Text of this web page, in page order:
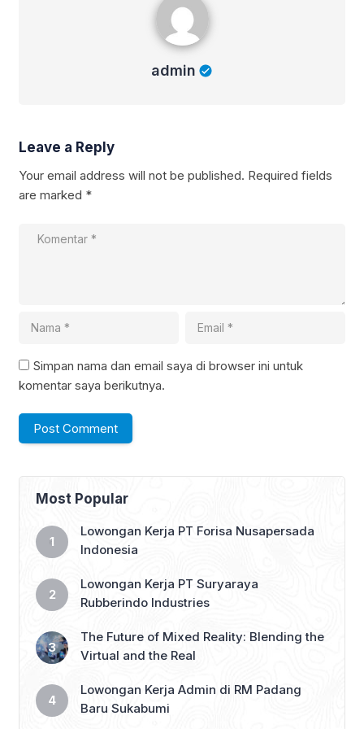
admin
Leave a Reply
Your email address will not be published. Required fields
are marked *
Simpan nama dan email saya di browser ini untuk
komentar saya berikutnya.
Most Popular
Lowongan Kerja PT Forisa Nusapersada
Indonesia
Lowongan Kerja PT Suryaraya
Rubberindo Industries
The Future of Mixed Reality: Blending the
Virtual and the Real
Lowongan Kerja Admin di RM Padang
Baru Sukabumi